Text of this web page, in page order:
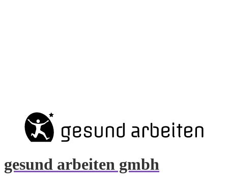
gesund arbeiten gmbh